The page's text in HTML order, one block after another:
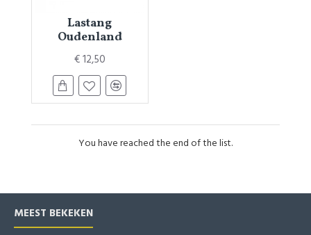
Lastang
Oudenland
€ 12,50
You have reached the end of the list.
MEEST BEKEKEN